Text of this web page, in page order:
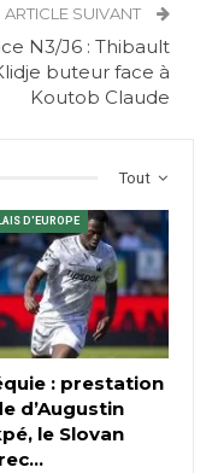
ARTICLE SUIVANT
N3/J6 : Thibault
buteur face à
Koutob Claude
Tout
D'EUROPE
: prestation
d’Augustin
le Slovan